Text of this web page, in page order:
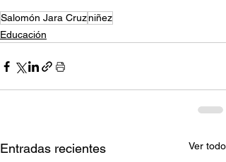
Salomón Jara Cruzniñez
Educación
Entradas recientes Ver todo